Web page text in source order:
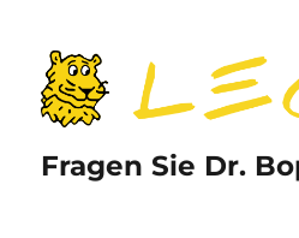
Fragen Sie Dr.